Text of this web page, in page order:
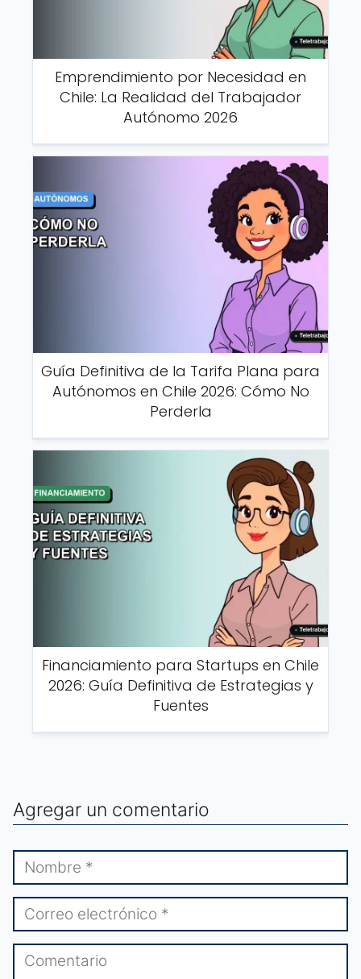
Emprendimiento por Necesidad en
Chile: La Realidad del Trabajador
Autónomo 2026
Guía Definitiva de la Tarifa Plana para
Autónomos en Chile 2026: Cómo No
Perderla
Financiamiento para Startups en Chile
2026: Guía Definitiva de Estrategias y
Fuentes
Agregar un comentario